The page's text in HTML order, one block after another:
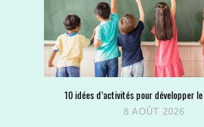
10 idées d’activités pour développer
8 AOÛT 2026